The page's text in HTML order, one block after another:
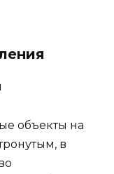
объекты на
в